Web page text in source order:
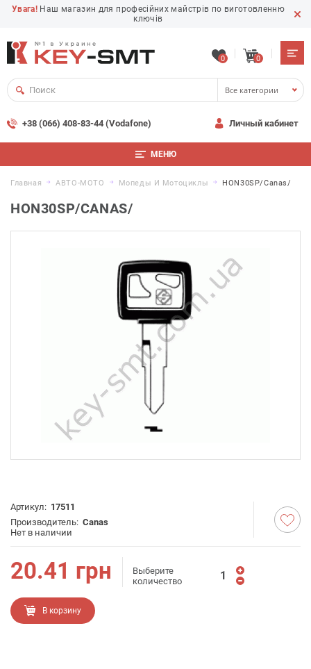
Увага! Наш магазин для професійних майстрів по виготовленню
ключів
0 0
Все категории
+38 (066) 408-83-44 (Vodafone) Личный кабинет
МЕНЮ
Главная АВТО-МОТО Мопеды И Мотоциклы HON30SP/Canas/
HON30SP/CANAS/
Артикул: 17511
Производитель: Canas
Нет в наличии
20.41 грн
Выберите
количество
В корзину